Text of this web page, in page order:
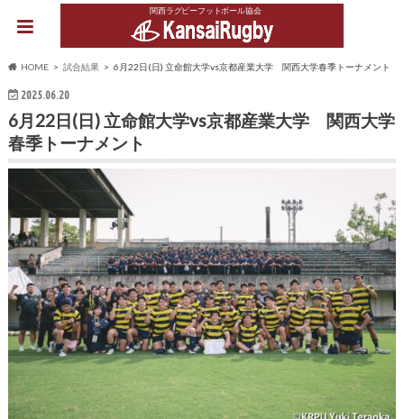
関西ラグビーフットボール協会
HOME 試合結果 6月22日(日) 立命館大学vs京都産業大学 関西大学春季トーナメント
2025.06.20
6月22日(日) 立命館大学vs京都産業大学 関西大学
春季トーナメント